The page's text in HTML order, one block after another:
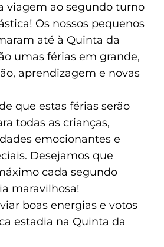
viagem ao segundo turno
Os nossos pequenos
até à Quinta da
umas férias em grande,
aprendizagem e novas
que estas férias serão
todas as crianças,
emocionantes e
Desejamos que
cada segundo
maravilhosa!
boas energias e votos
estadia na Quinta da